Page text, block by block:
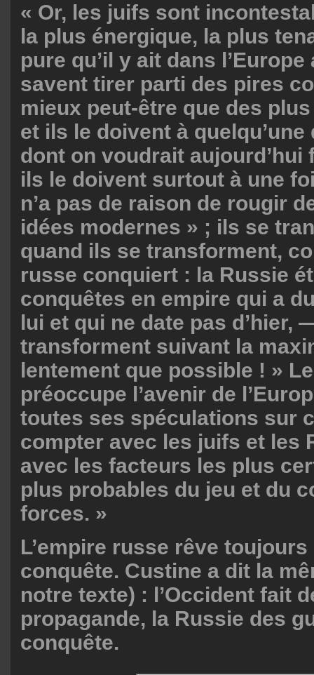
« Or, les juifs sont
la plus énergique, la plus
pure qu’il y ait dans
savent tirer parti des pires
mieux peut-être que des
et ils le doivent à
dont on voudrait aujourd’hui
ils le doivent surtout à une
n’a pas de raison de rougir
idées modernes » ; ils se
quand ils se transforment,
russe conquiert : la Russie
conquêtes en empire qui a
lui et qui ne date pas d’hier,
transforment suivant la
lentement que possible ! »
préoccupe l’avenir de
toutes ses spéculations sur
compter avec les juifs et les
avec les facteurs les plus
plus probables du jeu et du
forces. »
L’empire russe rêve
conquête. Custine a dit la
notre texte) : l’Occident fait
propagande, la Russie des
conquête.